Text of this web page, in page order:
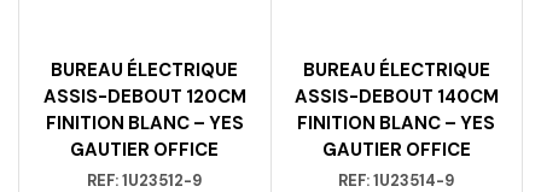
BUREAU ÉLECTRIQUE
ASSIS-DEBOUT 120CM
FINITION BLANC – YES
GAUTIER OFFICE
REF:1U23512-9
BUREAU ÉLECTRIQUE
ASSIS-DEBOUT 140CM
FINITION BLANC – YES
GAUTIER OFFICE
REF:1U23514-9